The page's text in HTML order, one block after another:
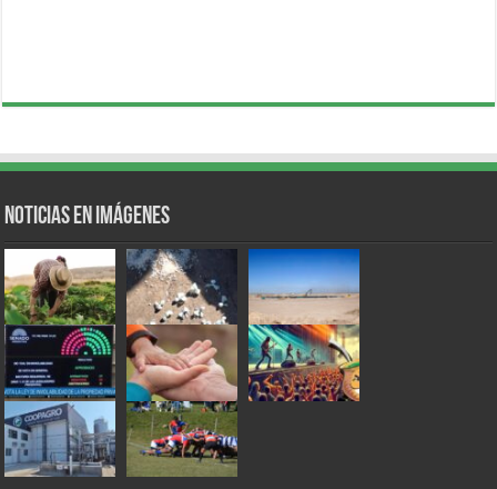
Noticias en Imágenes